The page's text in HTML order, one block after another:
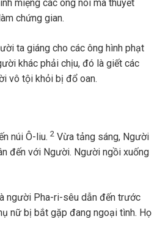
miệng các ông nói mà thuyết
chứng gian.
ta giáng cho các ông hình phạt
khác phải chịu, đó là giết các
vô tội khỏi bị đổ oan.
núi Ô-liu. 2 Vừa tảng sáng, Người
đến với Người. Người ngồi xuống
người Pha-ri-sêu dẫn đến trước
nữ bị bắt gặp đang ngoại tình. Họ